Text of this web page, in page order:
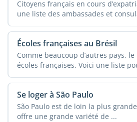
Citoyens français en cours
une liste des ambassades et
Écoles françaises au Brésil
Comme beaucoup d’autres pays,
écoles françaises. Voici une liste
Se loger à São Paulo
São Paulo est de loin la plus
offre une grande variété de ...